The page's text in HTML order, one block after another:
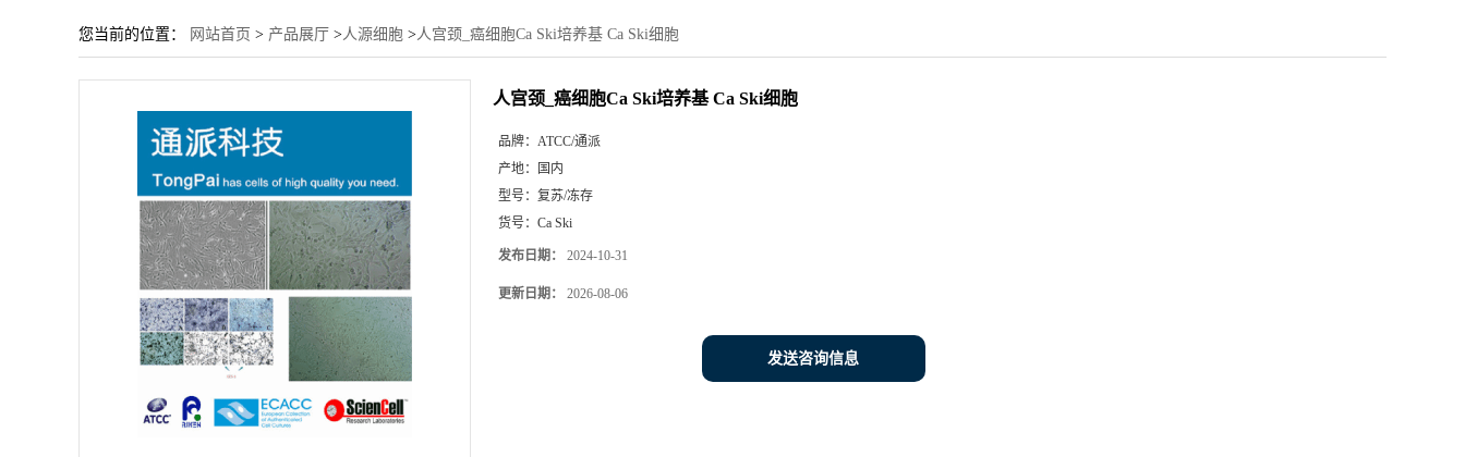
您当前的位置： 网站首页 > 产品展厅 >人源细胞 >人宫颈_癌细胞Ca Ski培养基 Ca Ski细胞
人宫颈_癌细胞Ca Ski培养基 Ca Ski细胞
品牌： ATCC/通派
产地：
国内
型号： 复苏/冻存
货号： Ca Ski
发布日期： 2024-10-31
更新日期： 2026-08-06
发送咨询信息